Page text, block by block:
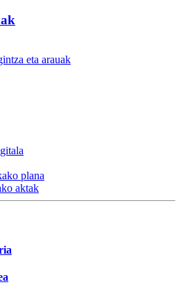
eta arauak
plana
aktak